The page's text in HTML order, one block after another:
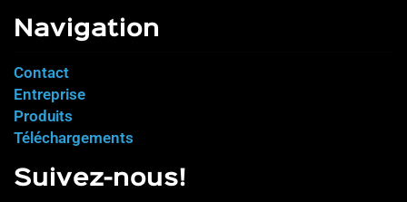
Navigation
Contact
Entreprise
Produits
Téléchargements
Suivez-nous!